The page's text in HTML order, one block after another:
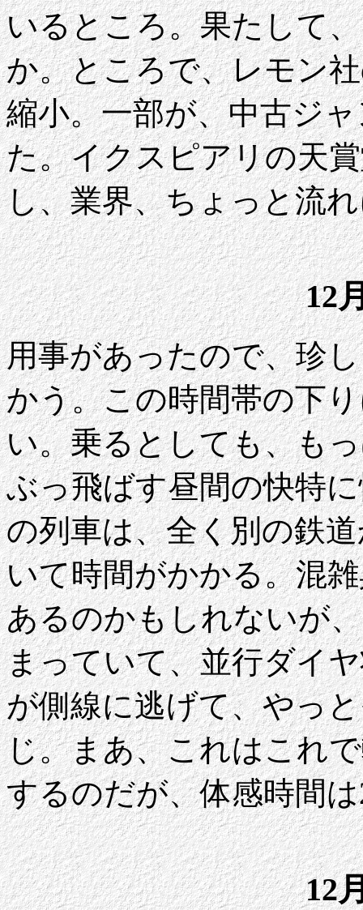
いるところ。果たして
か。ところで、レモン
縮小。一部が、中古ジ
た。イクスピアリの天
し、業界、ちょっと流
12
用事があったので、珍
かう。この時間帯の下
い。乗るとしても、も
ぶっ飛ばす昼間の快特
の列車は、全く別の鉄
いて時間がかかる。混
あるのかもしれないが
まっていて、並行ダイ
が側線に逃げて、やっ
じ。まあ、これはこれ
するのだが、体感時間
12